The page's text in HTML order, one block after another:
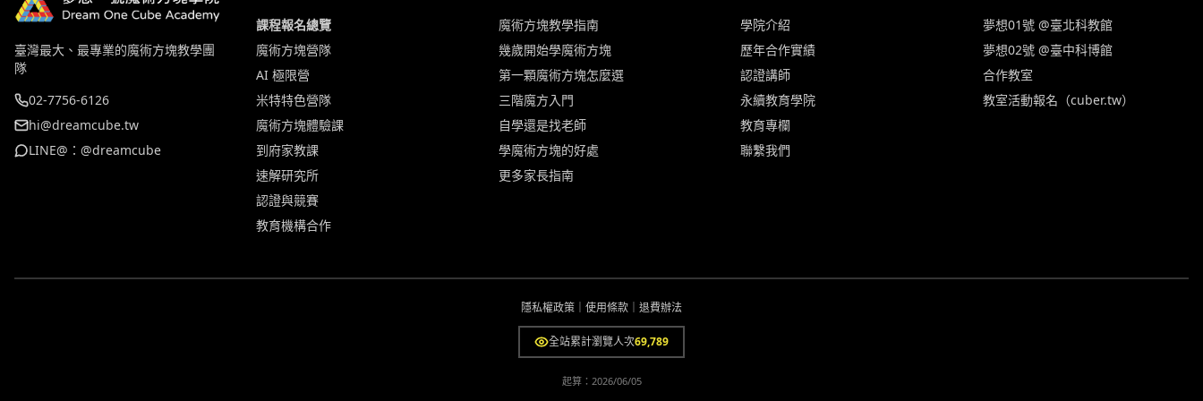
臺灣最大、最專業的魔術方塊教學團
隊
02-7756-6126
hi@dreamcube.tw
LINE@：@dreamcube
課程報名總覽
魔術方塊營隊
AI 極限營
米特特色營隊
魔術方塊體驗課
到府家教課
速解研究所
認證與競賽
教育機構合作
魔術方塊教學指南
幾歲開始學魔術方塊
第一顆魔術方塊怎麼選
三階魔方入門
自學還是找老師
學魔術方塊的好處
更多家長指南
學院介紹
歷年合作實績
認證講師
永續教育學院
教育專欄
聯繫我們
夢想01號 @臺北科教館
夢想02號 @臺中科博館
合作教室
教室活動報名（cuber.tw）
隱私權政策 使用條款 退費辦法
全站累計瀏覽人次69,789
起算： 2026/06/05